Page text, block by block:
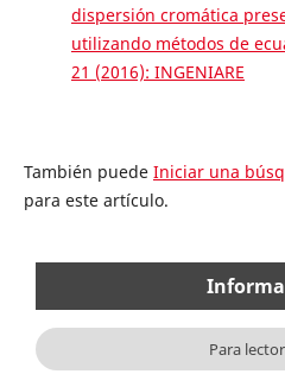
dispersión cromática
utilizando métodos de
21 (2016): INGENIARE
También puede Iniciar una
para este artículo.
Para